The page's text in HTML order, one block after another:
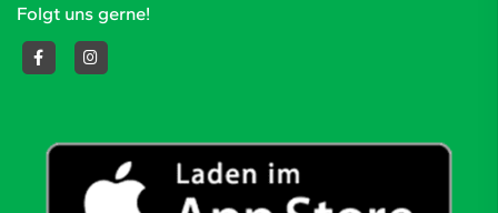
Folgt uns gerne!